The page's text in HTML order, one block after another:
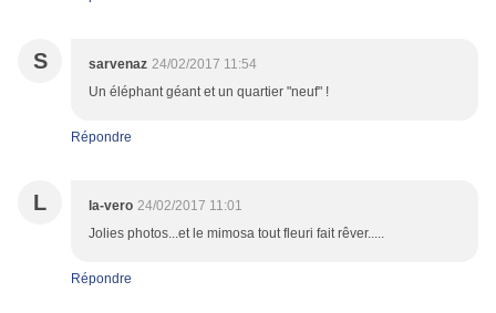
S sarvenaz 24/02/2017 11:54
Un éléphant géant et un quartier "neuf" !
Répondre
L la-vero 24/02/2017 11:01
Jolies photos...et le mimosa tout fleuri fait rêver.....
Répondre